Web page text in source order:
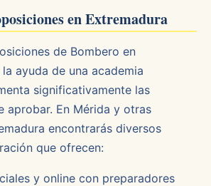
en Extremadura
de Bombero en
ayuda de una academia
significativamente las
aprobar. En Mérida y otras
encontrarás diversos
que ofrecen:
y online con preparadores